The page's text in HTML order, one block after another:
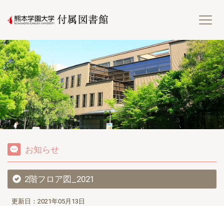
熊
お知らせ
2階フロア図_2021
更新日：2021年05月13日